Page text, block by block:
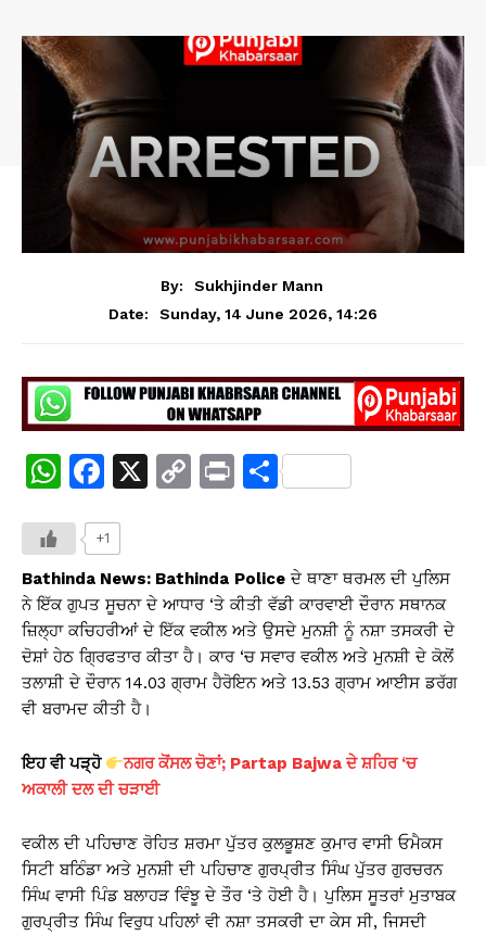
By:
Sukhjinder Mann
Date:
Sunday, 14 June 2026, 14:26
W
at
s
A
p
p
F
c
e
b
o
o
k
X
C
y
Li
n
k
Pr S
e
+1
Bathinda News: Bathinda Police ਦੇ ਥਾਣਾ ਥਰਮਲ ਦੀ ਪੁਲਿਸ
ਨੇ ਇੱਕ ਗੁਪਤ ਸੂਚਨਾ ਦੇ ਆਧਾਰ ‘ਤੇ ਕੀਤੀ ਵੱਡੀ ਕਾਰਵਾਈ ਦੌਰਾਨ ਸਥਾਨਕ
ਜ਼ਿਲ੍ਹਾ ਕਚਿਹਰੀਆਂ ਦੇ ਇੱਕ ਵਕੀਲ ਅਤੇ ਉਸਦੇ ਮੁਨਸ਼ੀ ਨੂੰ ਨਸ਼ਾ ਤਸਕਰੀ ਦੇ
ਦੋਸ਼ਾਂ ਹੇਠ ਗ੍ਰਿਫਤਾਰ ਕੀਤਾ ਹੈ। ਕਾਰ ‘ਚ ਸਵਾਰ ਵਕੀਲ ਅਤੇ ਮੁਨਸ਼ੀ ਦੇ ਕੋਲੋਂ
ਤਲਾਸ਼ੀ ਦੇ ਦੌਰਾਨ 14.03 ਗ੍ਰਾਮ ਹੈਰੋਇਨ ਅਤੇ 13.53 ਗ੍ਰਾਮ ਆਈਸ ਡਰੱਗ
ਵੀ ਬਰਾਮਦ ਕੀਤੀ ਹੈ।
ਇਹ ਵੀ ਪੜ੍ਹੋ
ਨਗਰ ਕੋਂਸਲ ਚੋਣਾਂ; Partap Bajwa ਦੇ ਸ਼ਹਿਰ ‘ਚ
ਅਕਾਲੀ ਦਲ ਦੀ ਚੜਾਈ
ਵਕੀਲ ਦੀ ਪਹਿਚਾਣ ਰੋਹਿਤ ਸ਼ਰਮਾ ਪੁੱਤਰ ਕੁਲਭੂਸ਼ਣ ਕੁਮਾਰ ਵਾਸੀ ਓਮੈਕਸ
ਸਿਟੀ ਬਠਿੰਡਾ ਅਤੇ ਮੁਨਸ਼ੀ ਦੀ ਪਹਿਚਾਣ ਗੁਰਪ੍ਰੀਤ ਸਿੰਘ ਪੁੱਤਰ ਗੁਰਚਰਨ
ਸਿੰਘ ਵਾਸੀ ਪਿੰਡ ਬਲਾਹੜ ਵਿੰਝੂ ਦੇ ਤੌਰ ‘ਤੇ ਹੋਈ ਹੈ। ਪੁਲਿਸ ਸੂਤਰਾਂ ਮੁਤਾਬਕ
ਗੁਰਪ੍ਰੀਤ ਸਿੰਘ ਵਿਰੁਧ ਪਹਿਲਾਂ ਵੀ ਨਸ਼ਾ ਤਸਕਰੀ ਦਾ ਕੇਸ ਸੀ, ਜਿਸਦੀ